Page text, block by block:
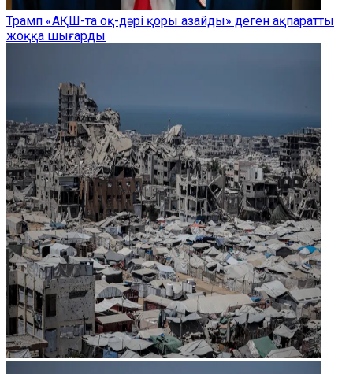
Трамп «АҚШ-та оқ-дәрі қоры азайды» деген ақпаратты
жоққа шығарды